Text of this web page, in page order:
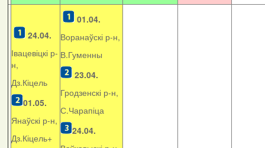
24.04.
Івацевіцкі р-
н,
Дз.Кіцель
01.05.
Янаўскі р-н,
Дз.Кіцель+
01.04.
Воранаўскі р-н,
В.Гуменны
23.04.
Гродзенскі р-н,
С.Чарапіца
24.04.